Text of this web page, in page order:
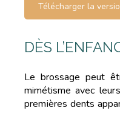
Télécharger la
DÈS
Le brossage peut
mimétisme avec
premières dents